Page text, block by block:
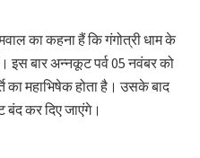
का कहना हैं कि गंगोत्री धाम के
बार अन्नकूट पर्व 05 नवंबर को
का महाभिषेक होता है। उसके बाद
बंद कर दिए जाएंगे।